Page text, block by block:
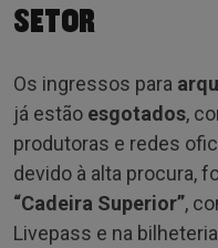
SETOR
Os ingressos para
já estão esgotados,
produtoras e redes
devido à alta procura,
“Cadeira Superior”,
Livepass e na